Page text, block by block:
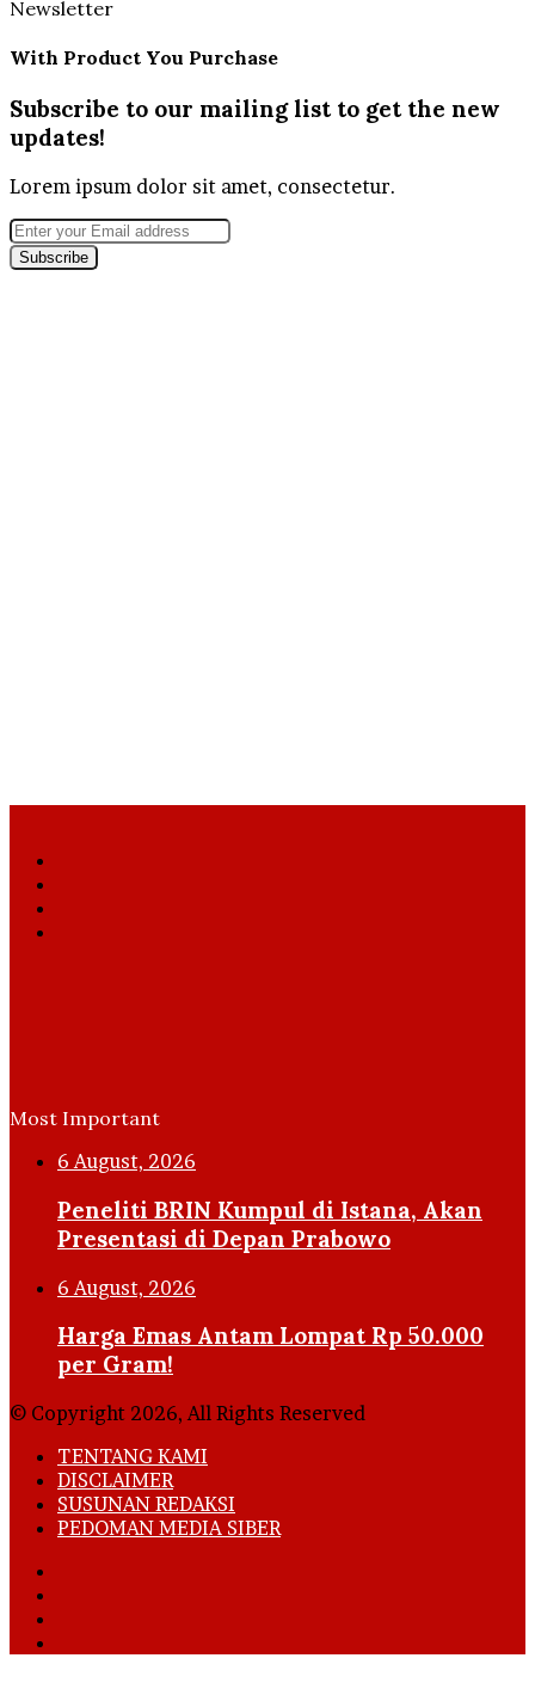
Newsletter
With Product You Purchase
Subscribe to our mailing list to get the new
updates!
Lorem ipsum dolor sit amet, consectetur.
Enter
your
Email
Most Important
6 August, 2026
Peneliti BRIN Kumpul di Istana, Akan
Presentasi di Depan Prabowo
6 August, 2026
Harga Emas Antam Lompat Rp 50.000
per Gram!
© Copyright 2026, All Rights Reserved
TENTANG KAMI
DISCLAIMER
SUSUNAN REDAKSI
PEDOMAN MEDIA SIBER